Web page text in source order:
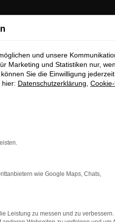
die Seite in einem anderen
und unsere
Marketing und Statistiken nur,
Sie die Einwilligung
hier: Datenschutzerklärung
wie Google Maps, Chats,
Leistung zu messen und zu